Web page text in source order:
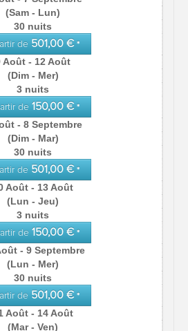
(Sam - Lun)
30 nuits
de 501,00 € *
Août - 12 Août
(Dim - Mer)
3 nuits
de 150,00 € *
- 8 Septembre
(Dim - Mar)
30 nuits
de 501,00 € *
Août - 13 Août
(Lun - Jeu)
3 nuits
de 150,00 € *
- 9 Septembre
(Lun - Mer)
30 nuits
de 501,00 € *
Août - 14 Août
(Mar - Ven)